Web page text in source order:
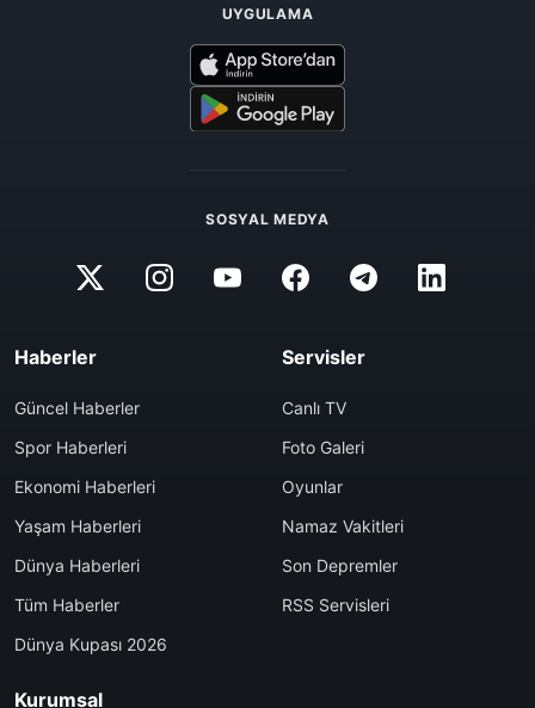
UYGULAMA
SOSYAL MEDYA
Haberler
Güncel Haberler
Spor Haberleri
Ekonomi Haberleri
Yaşam Haberleri
Dünya Haberleri
Tüm Haberler
Dünya Kupası 2026
Servisler
Canlı TV
Foto Galeri
Oyunlar
Namaz Vakitleri
Son Depremler
RSS Servisleri
Kurumsal